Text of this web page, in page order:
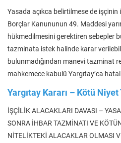
Yasada açıkca belirtilmese de
Borçlar Kanununun 49. Maddesi
hükmedilmesini gerektiren sebepler
tazminata istek halinde karar
bulunmadığından manevi tazminat
mahkemece kabulü Yargıtay’ca
Yargıtay Kararı – Kötü
İŞÇİLİK ALACAKLARI DAVASI –
SONRA İHBAR TAZMİNATI VE
NİTELİKTEKİ ALACAKLAR OLMASI